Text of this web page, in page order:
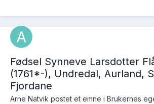
Fødsel Synneve Larsdotter
(1761*-), Undredal, Aurland,
Fjordane
Arne Natvik postet et emne i Brukernes